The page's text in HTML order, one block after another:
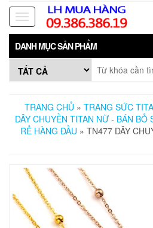
Skip
the
content
Toggle
navigation
DANH MỤC SẢN PHẨM
TRANG CHỦ » TRANG SỨC
DÂY CHUYỀN TITAN NỮ - BÁN
RẺ HÀNG ĐẦU » TN477 DÂY